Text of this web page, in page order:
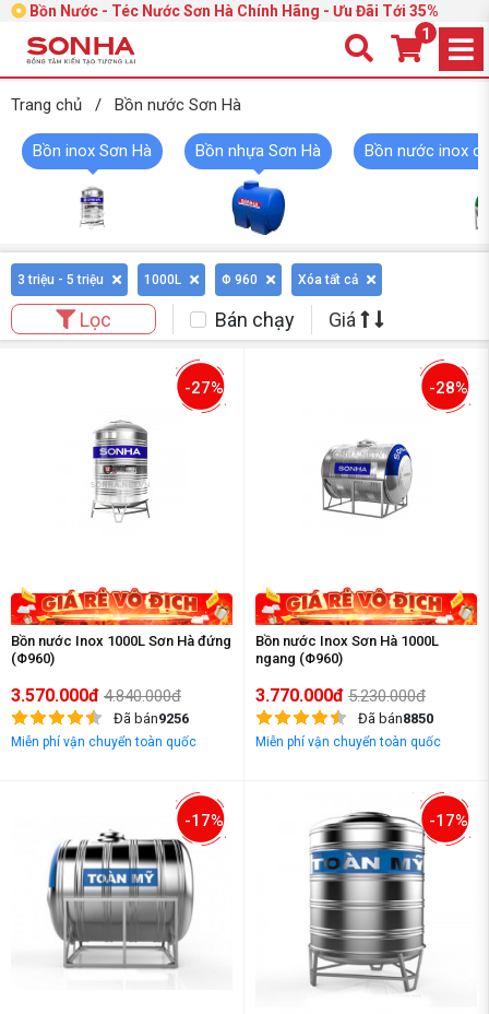
Bồn Nước - Téc Nước Sơn Hà Chính Hãng - Ưu Đãi Tới 35%
1
Trang chủ / Bồn nước Sơn Hà
Bồn inox Sơn Hà Bồn nhựa Sơn Hà Bồn nước inox
3 triệu - 5 triệu 1000L Φ 960 Xóa tất cả
Lọc Bán chạy Giá
-27%
Bồn nước Inox 1000L Sơn Hà đứng
(Φ960)
3.570.000đ 4.840.000đ
Đã bán9256
Miễn phí vận chuyển toàn quốc
-28%
Bồn nước Inox Sơn Hà 1000L
ngang (Φ960)
3.770.000đ 5.230.000đ
Đã bán8850
Miễn phí vận chuyển toàn quốc
-17% -17%